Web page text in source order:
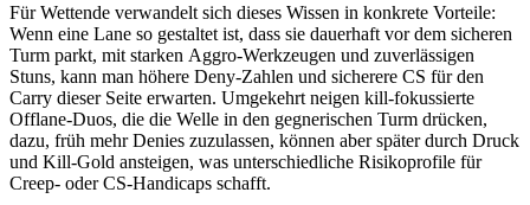
Für Wettende verwandelt sich dieses Wissen in konkrete Vorteile:
Wenn eine Lane so gestaltet ist, dass sie dauerhaft vor dem sicheren
Turm parkt, mit starken Aggro-Werkzeugen und zuverlässigen
Stuns, kann man höhere Deny-Zahlen und sicherere CS für den
Carry dieser Seite erwarten. Umgekehrt neigen kill-fokussierte
Offlane-Duos, die die Welle in den gegnerischen Turm drücken,
dazu, früh mehr Denies zuzulassen, können aber später durch Druck
und Kill-Gold ansteigen, was unterschiedliche Risikoprofile für
Creep- oder CS-Handicaps schafft.